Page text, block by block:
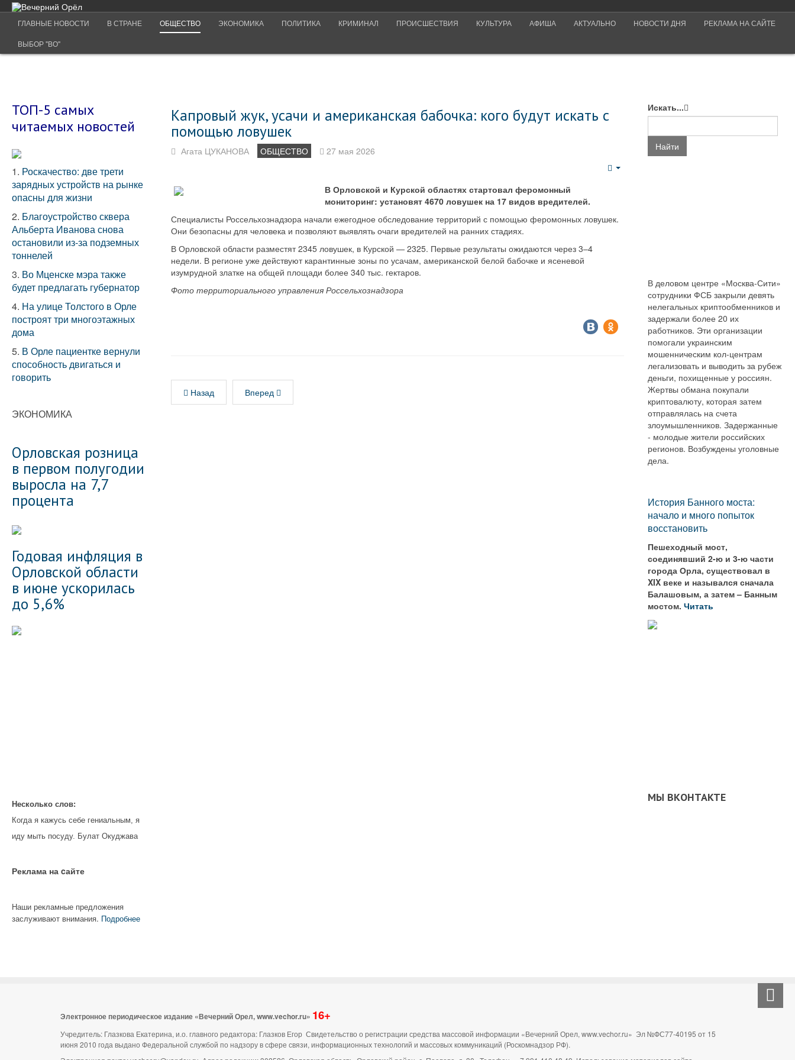
ГЛАВНЫЕ НОВОСТИ В СТРАНЕ ОБЩЕСТВО ЭКОНОМИКА ПОЛИТИКА КРИМИНАЛ ПРОИСШЕСТВИЯ КУЛЬТУРА АФИША АКТУАЛЬНО НОВОСТИ ДНЯ РЕКЛАМА НА САЙТЕ
ВЫБОР "ВО"
Капровый жук, усачи и американская бабочка: кого будут искать с
помощью ловушек
Агата ЦУКАНОВА ОБЩЕСТВО 27 мая 2026
В Орловской и Курской областях стартовал феромонный
мониторинг: установят 4670 ловушек на 17 видов вредителей.
Специалисты Россельхознадзора начали ежегодное обследование территорий с помощью феромонных ловушек.
Они безопасны для человека и позволяют выявлять очаги вредителей на ранних стадиях.
В Орловской области разместят 2345 ловушек, в Курской — 2325. Первые результаты ожидаются через 3–4
недели. В регионе уже действуют карантинные зоны по усачам, американской белой бабочке и ясеневой
изумрудной златке на общей площади более 340 тыс. гектаров.
Фото территориального управления Россельхознадзора
Назад Вперед
ТОП-5 самых
читаемых новостей
1. Роскачество: две трети
зарядных устройств на рынке
опасны для жизни
2. Благоустройство сквера
Альберта Иванова снова
остановили из-за подземных
тоннелей
3. Во Мценске мэра также
будет предлагать губернатор
4. На улице Толстого в Орле
построят три многоэтажных
дома
5. В Орле пациентке вернули
способность двигаться и
говорить
ЭКОНОМИКА
Орловская розница
в первом полугодии
выросла на 7,7
процента
Годовая инфляция в
Орловской области
в июне ускорилась
до 5,6%
Несколько слов:
Когда я кажусь себе гениальным, я
иду мыть посуду. Булат Окуджава
Реклама на cайте
Наши рекламные предложения
заслуживают внимания. Подробнее
Искать...
Найти
В деловом центре «Москва-Сити»
сотрудники ФСБ закрыли девять
нелегальных криптообменников и
задержали более 20 их
работников. Эти организации
помогали украинским
мошенническим кол-центрам
легализовать и выводить за рубеж
деньги, похищенные у россиян.
Жертвы обмана покупали
криптовалюту, которая затем
отправлялась на счета
злоумышленников. Задержанные
- молодые жители российских
регионов. Возбуждены уголовные
дела.
История Банного моста:
начало и много попыток
восстановить
Пешеходный мост,
соединявший 2-ю и 3-ю части
города Орла, существовал в
XIX веке и назывался сначала
Балашовым, а затем – Банным
мостом.Читать
МЫ ВКОНТАКТЕ
Электронное периодическое издание «Вечерний Орел, www.vechor.ru» 16+
Учредитель: Глазкова Екатерина, и.о. главного редактора: Глазков Егор Свидетельство о регистрации средства массовой информации «Вечерний Орел, www.vechor.ru» Эл №ФС77-40195 от 15
июня 2010 года выдано Федеральной службой по надзору в сфере связи, информационных технологий и массовых коммуникаций (Роскомнадзор РФ).